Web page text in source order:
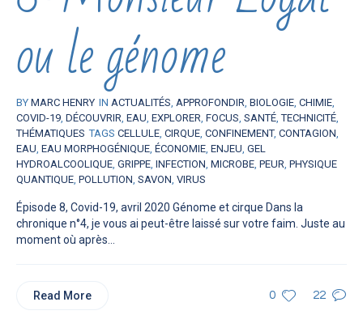
ou le génome
BY MARC HENRY IN ACTUALITÉS, APPROFONDIR, BIOLOGIE, CHIMIE,
COVID-19, DÉCOUVRIR, EAU, EXPLORER, FOCUS, SANTÉ,TECHNICITÉ,
THÉMATIQUES TAGS CELLULE, CIRQUE, CONFINEMENT, CONTAGION,
EAU, EAU MORPHOGÉNIQUE, ÉCONOMIE, ENJEU, GEL
HYDROALCOOLIQUE, GRIPPE, INFECTION, MICROBE, PEUR, PHYSIQUE
QUANTIQUE, POLLUTION, SAVON, VIRUS
Épisode 8, Covid-19, avril 2020 Génome et cirque Dans la
chronique n°4, je vous ai peut-être laissé sur votre faim. Juste au
moment où après...
0 22
Read More